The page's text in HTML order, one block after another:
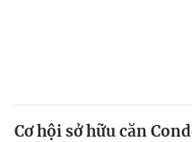
Giáo dục
Cơ hội sở hữu căn